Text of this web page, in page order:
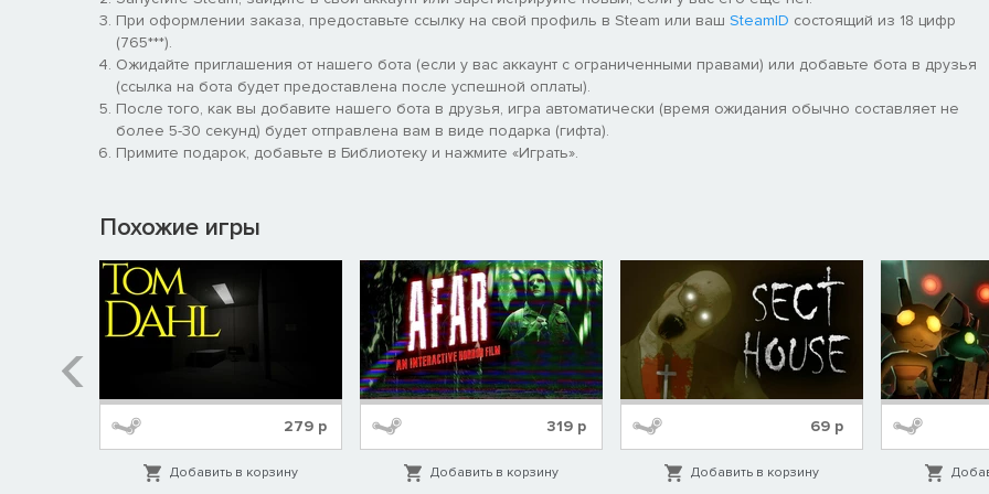
Если вы ранены, а другой выживший неподалеку ослепляет убийцу или оглушает его доской, ваши стоны боли, следы-
трещины и лужи крови временно будут сведены на нет.
МИШОН ГРАЙМС
3 новых навыка
Убежденность
Убежденность активируется после исцеления выжившего. Если вы при смерти и кто-то лечит вас, вы можете
мгновенно восстановиться. Вы получите «Ослабление» и через некоторое время вернетесь в состояние «При
Последний рубеж
Проведя некоторое время в радиусе террора убийцы вне погони, вы можете выполнить быстрый прыжок рядом с
При оформлении заказа, предоставьте ссылку на свой профиль в Steam или ваш SteamID состоящий из 18 цифр
(765***).
Ожидайте приглашения от нашего бота (если у вас аккаунт с ограниченными правами) или добавьте бота в друзья
(ссылка на бота будет предоставлена после успешной оплаты).
После того, как вы добавите нашего бота в друзья, игра автоматически (время ожидания обычно составляет не
более 5-30 секунд) будет отправлена вам в виде подарка (гифта).
Примите подарок, добавьте в Библиотеку и нажмите «Играть».
Похожие игры
279 р
Добавить в корзину
319р
Добавить в корзину
69р
Добавить в корзину